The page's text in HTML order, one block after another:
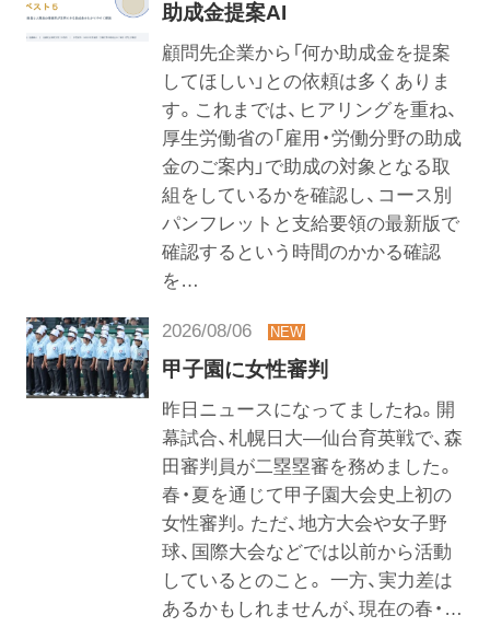
助成金提案AI
顧問先企業から「何か助成金を提案
してほしい」との依頼は多くありま
す。これまでは、ヒアリングを重ね、
厚生労働省の「雇用・労働分野の助成
金のご案内」で助成の対象となる取
組をしているかを確認し、コース別
パンフレットと支給要領の最新版で
確認するという時間のかかる確認
を…
2026/08/06
甲子園に女性審判
昨日ニュースになってましたね。開
幕試合、札幌日大―仙台育英戦で、森
田審判員が二塁塁審を務めました。
春・夏を通じて甲子園大会史上初の
女性審判。ただ、地方大会や女子野
球、国際大会などでは以前から活動
しているとのこと。 一方、実力差は
あるかもしれませんが、現在の春・…